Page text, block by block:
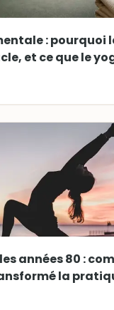
: pourquoi
et ce que le
années 80 :
la